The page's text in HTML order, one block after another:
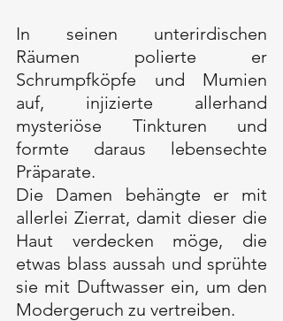
In seinen unterirdischen
Räumen polierte er
Schrumpfköpfe und Mumien
auf, injizierte allerhand
mysteriöse Tinkturen und
formte daraus lebensechte
Präparate.
Die Damen behängte er mit
allerlei Zierrat, damit dieser die
Haut verdecken möge, die
etwas blass aussah und sprühte
sie mit Duftwasser ein, um den
Modergeruch zu vertreiben.